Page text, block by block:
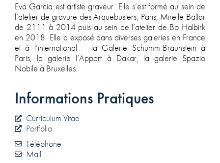
Eva Garcia est artiste graveur. Elle s’est formé au sein de
l’atelier de gravure des Arquebusiers, Paris, Mirelle Baltar
de 2111 à 2014 puis au sein de l’atelier de Bo Halbirk
en 2018. Elle a exposé dans diverses galeries en France
et à l’international – la Galerie Schumm-Braunstein à
Paris, la galerie l’Appart à Dakar, la galerie Spazio
Nobile à Bruxelles.
Informations Pratiques
Curriculum Vitae
Portfolio
Téléphone
Mail